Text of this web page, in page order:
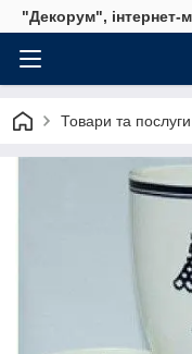
"Декорум", інтернет-
Товари та послуги